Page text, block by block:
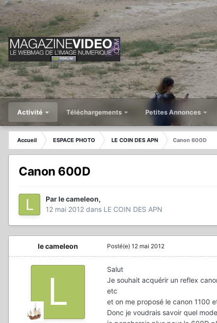
Activité Téléchargements Petites Annonces
Accueil ESPACE PHOTO LE COIN DES APN Canon 600D
Canon 600D
Parle cameleon,
12 mai 2012 dans LE COIN DES APN
le cameleon Posté(e) 12 mai 2012
Salut
Je souhait acquérir un reflex
etc
et on me proposé le canon 1100
Donc je voudrais savoir quel